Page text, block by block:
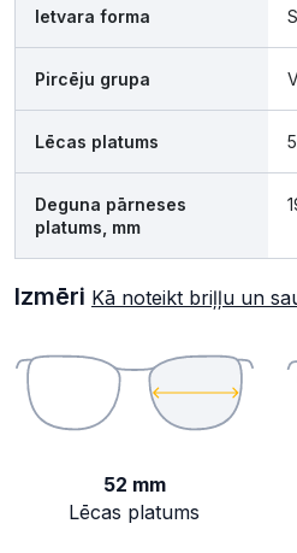
Ietvara forma
Pircēju grupa
Lēcas platums
Deguna pārneses
platums, mm
Izmēri Kā noteikt briļļu un
52 mm
Lēcas platums